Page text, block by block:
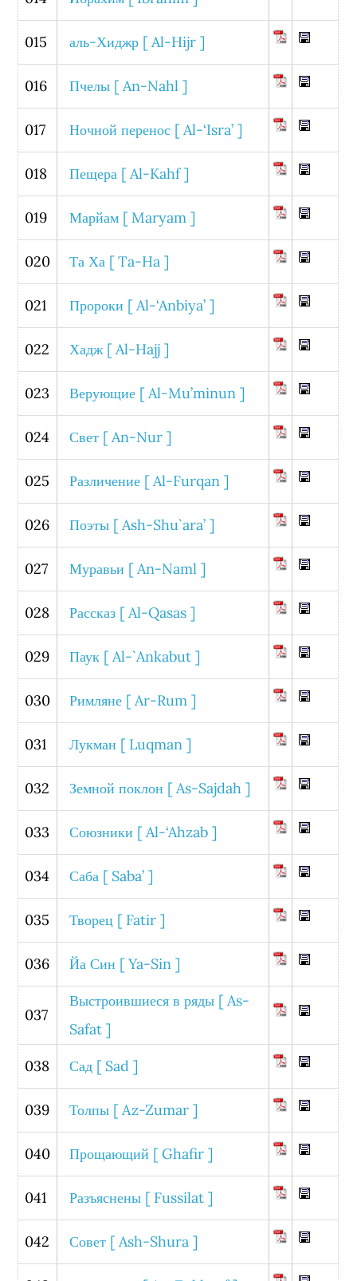
015 аль-Хиджр [ Al-Hijr ]
016 Пчелы [ An-Nahl ]
017 Ночной перенос [ Al-‘Isra’ ]
018 Пещера [ Al-Kahf ]
019 Марйам [ Maryam ]
020 Та Ха [ Ta-Ha ]
021 Пророки [ Al-‘Anbiya’ ]
022 Хадж [ Al-Hajj ]
023 Верующие [ Al-Mu’minun ]
024 Свет [ An-Nur ]
025 Различение [ Al-Furqan ]
026 Поэты [ Ash-Shu`ara’ ]
027 Муравьи [ An-Naml ]
028 Рассказ [ Al-Qasas ]
029 Паук [ Al-`Ankabut ]
030 Римляне [ Ar-Rum ]
031 Лукман [ Luqman ]
032 Земной поклон [ As-Sajdah ]
033 Союзники [ Al-‘Ahzab ]
034 Саба [ Saba’ ]
035 Творец [ Fatir ]
036 Йа Син [ Ya-Sin ]
037
Выстроившиеся в ряды [ As-
Safat ]
038
Сад [ Sad ]
039 Толпы [ Az-Zumar ]
040 Прощающий [ Ghafir ]
041 Разъяснены [ Fussilat ]
042 Совет [ Ash-Shura ]